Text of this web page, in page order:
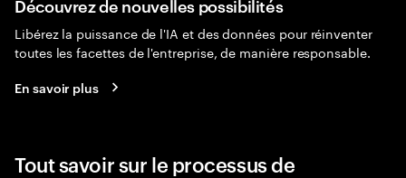
Découvrez de nouvelles possibilités
Libérez la puissance de l'IA et des données pour réinventer
toutes les facettes de l'entreprise, de manière responsable.
En savoir plus
Tout savoir sur le processus de